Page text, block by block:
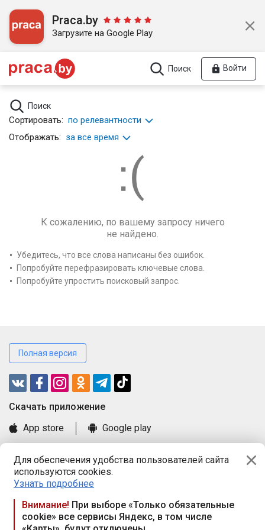
Для обеспечения удобства пользователей сайта
используются cookies.
Узнать подробнее
Внимание! При выборе «Только обязательные
cookie» все сервисы Яндекс, в том числе
Praca.by
Загрузите на Google Play
Поиск Войти
Поиск
Сортировать: по релевантности
Отображать: за все время
К сожалению, по вашему запросу ничего
не найдено.
Убедитесь, что все слова написаны без ошибок.
Попробуйте перефразировать ключевые слова.
Попробуйте упростить поисковый запрос.
Полная версия
Cкачать приложение
App store
Google play
Книга замечаний и предложений
Правила и документы
Praca.by © 2000—2026, ООО «ПРАЦА БАЙ»
Республика Беларусь, 220114, г. Минск, пр-т Независимости
117а, пом. № 9.